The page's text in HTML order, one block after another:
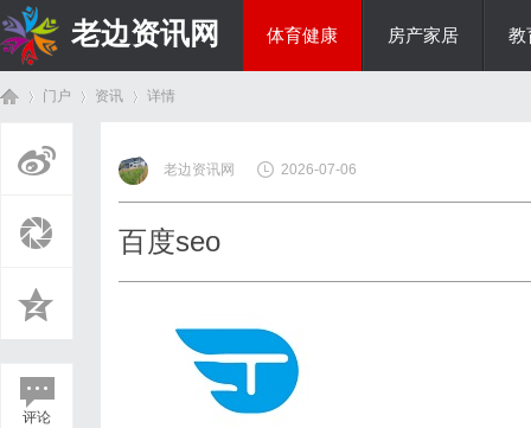
老边资讯网 体育健康 房产家居 教
门户 资讯
›
详情
评论
老边资讯网 2026-07-06
百度seo